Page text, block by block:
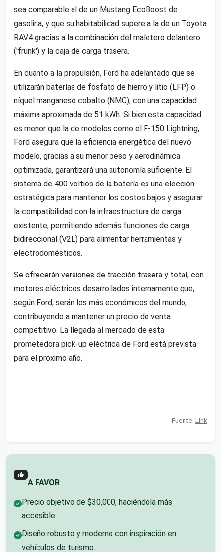
sea comparable al de un Mustang EcoBoost de
gasolina, y que su habitabilidad supere a la de un Toyota
RAV4 gracias a la combinación del maletero delantero
('frunk') y la caja de carga trasera.
En cuanto a la propulsión, Ford ha adelantado que se
utilizarán baterías de fosfato de hierro y litio (LFP) o
níquel manganeso cobalto (NMC), con una capacidad
máxima aproximada de 51 kWh. Si bien esta capacidad
es menor que la de modelos como el F-150 Lightning,
Ford asegura que la eficiencia energética del nuevo
modelo, gracias a su menor peso y aerodinámica
optimizada, garantizará una autonomía suficiente. El
sistema de 400 voltios de la batería es una elección
estratégica para mantener los costos bajos y asegurar
la compatibilidad con la infraestructura de carga
existente, permitiendo además funciones de carga
bidireccional (V2L) para alimentar herramientas y
electrodomésticos.
Se ofrecerán versiones de tracción trasera y total, con
motores eléctricos desarrollados internamente que,
según Ford, serán los más económicos del mundo,
contribuyendo a mantener un precio de venta
competitivo. La llegada al mercado de esta
prometedora pick-up eléctrica de Ford está prevista
para el próximo año.
Fuente: Link
A FAVOR
Precio objetivo de $30,000, haciéndola más
accesible.
Diseño robusto y moderno con inspiración en
vehículos de turismo.